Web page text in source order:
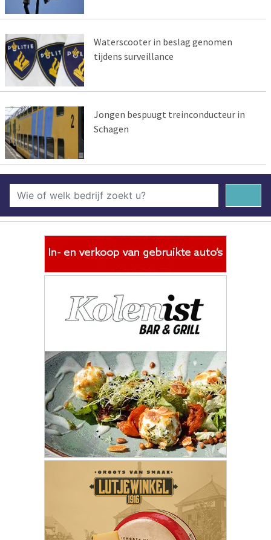
Waterscooter in beslag genomen
tijdens surveillance
Jongen bespuugt treinconducteur in
Schagen